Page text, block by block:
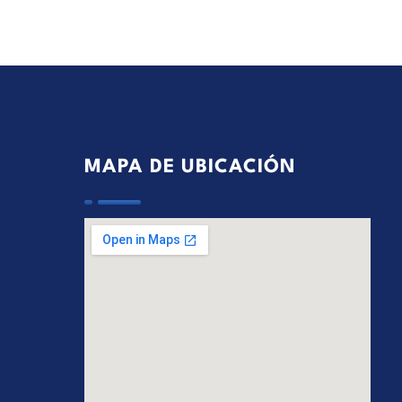
MAPA DE UBICACIÓN